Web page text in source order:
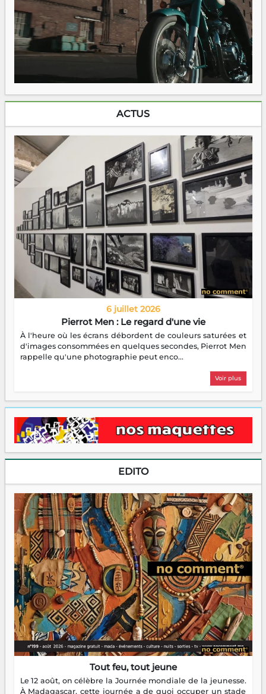
ACTUS
6 juillet 2026
Pierrot Men : Le regard d'une vie
À l'heure où les écrans débordent de couleurs saturées et
d'images consommées en quelques secondes, Pierrot Men
rappelle qu'une photographie peut enco...
Voir plus
EDITO
Tout feu, tout jeune
Le 12 août, on célèbre la Journée mondiale de la jeunesse.
À Madagascar, cette journée a de quoi occuper un stade